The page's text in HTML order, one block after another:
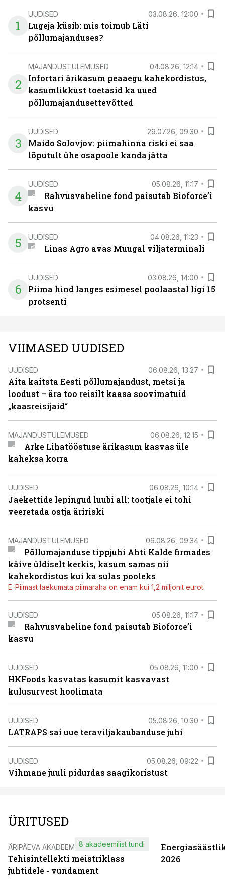
1
UUDISED 03.08.26, 12:00
Lugeja küsib: mis toimub Läti
põllumajanduses?
2
MAJANDUSTULEMUSED 04.08.26, 12:14
Infortari ärikasum peaaegu kahekordistus,
kasumlikkust toetasid ka uued
põllumajandusettevõtted
3
UUDISED 29.07.26, 09:30
Maido Solovjov: piimahinna riski ei saa
lõputult ühe osapoole kanda jätta
4
UUDISED 05.08.26, 11:17
Rahvusvaheline fond paisutab Bioforce’i
kasvu
5 UUDISED 04.08.26, 11:23
Linas Agro avas Muugal viljaterminali
6
UUDISED 03.08.26, 14:00
Piima hind langes esimesel poolaastal ligi 15
protsenti
VIIMASED UUDISED
UUDISED 06.08.26, 13:27
Aita kaitsta Eesti põllumajandust, metsi ja
loodust – ära too reisilt kaasa soovimatuid
„kaasreisijaid“
MAJANDUSTULEMUSED 06.08.26, 12:15
Arke Lihatööstuse ärikasum kasvas üle
kaheksa korra
UUDISED 06.08.26, 10:14
Jaekettide lepingud luubi all: tootjale ei tohi
veeretada ostja äririski
MAJANDUSTULEMUSED 06.08.26, 09:34
Põllumajanduse tippjuhi Ahti Kalde firmades
käive üldiselt kerkis, kasum samas nii
kahekordistus kui ka sulas pooleks
E-Piimast laekumata piimaraha on enam kui 1,2 miljonit eurot
UUDISED 05.08.26, 11:17
Rahvusvaheline fond paisutab Bioforce’i
kasvu
UUDISED 05.08.26, 11:00
HKFoods kasvatas kasumit kasvavast
kulusurvest hoolimata
UUDISED 05.08.26, 10:30
LATRAPS sai uue teraviljakaubanduse juhi
UUDISED 05.08.26, 09:22
Vihmane juuli pidurdas saagikoristust
ÜRITUSED
ÄRIPÄEVA AKADEEMIA
Tehisintellekti meistriklass
juhtidele - vundament
8 akadeemilist tundi
2026